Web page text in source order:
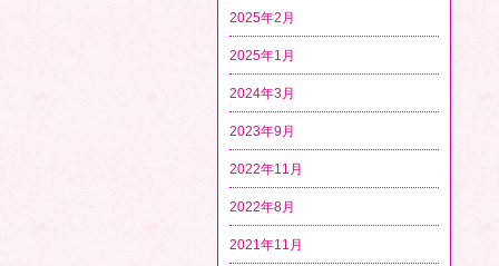
2025年2月
2025年1月
2024年3月
2023年9月
2022年11月
2022年8月
2021年11月